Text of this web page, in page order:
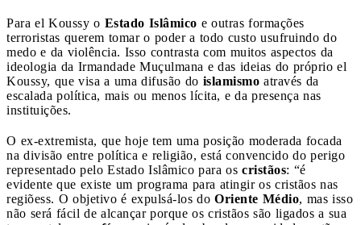
Para el Koussy o Estado Islâmico e outras formações
terroristas querem tomar o poder a todo custo usufruindo do
medo e da violência. Isso contrasta com muitos aspectos da
ideologia da Irmandade Muçulmana e das ideias do próprio el
Koussy, que visa a uma difusão do islamismo através da
escalada política, mais ou menos lícita, e da presença nas
instituições.
O ex-extremista, que hoje tem uma posição moderada focada
na divisão entre política e religião, está convencido do perigo
representado pelo Estado Islâmico para os cristãos: “é
evidente que existe um programa para atingir os cristãos nas
regiõess. O objetivo é expulsá-los do Oriente Médio, mas isso
não será fácil de alcançar porque os cristãos são ligados a sua